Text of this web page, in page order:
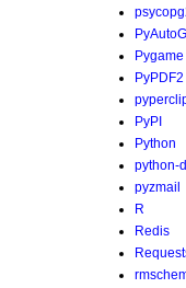
Pygame
PyPDF2
PyPI
Python
python-
pyzmail
R
Redis